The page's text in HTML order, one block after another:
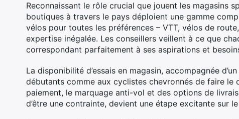
Reconnaissant le rôle crucial que jouent les magasins
boutiques à travers le pays déploient une gamme
vélos pour toutes les préférences – VTT, vélos de
expertise inégalée. Les conseillers veillent à ce que
correspondant parfaitement à ses aspirations et
La disponibilité d’essais en magasin, accompagnée d’un
débutants comme aux cyclistes chevronnés de faire le
paiement, le marquage anti-vol et des options de
d’être une contrainte, devient une étape excitante sur